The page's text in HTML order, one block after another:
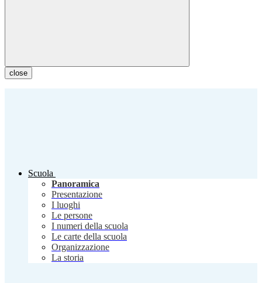
close
Scuola
Panoramica
Presentazione
I luoghi
Le persone
I numeri della scuola
Le carte della scuola
Organizzazione
La storia